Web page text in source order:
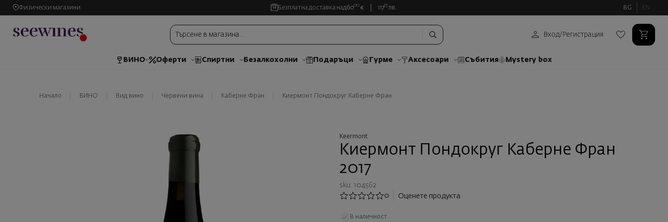
Физически магазини Безплатна доставка над6000 € 11735 лв. BG EN
Вход/ Регистрация
ВИНО Оферти Спиртни Безалкохолни Подаръци Гурме Аксесоари Събития Mystery box
Начало ВИНО Вид вино Червени вина Каберне Фран Киермонт Пондокpуг Каберне Фран
Keermont
Киермонт Пондокpуг Каберне Фран
2017
sku: 104562
0
Оценете продукта
В наличност